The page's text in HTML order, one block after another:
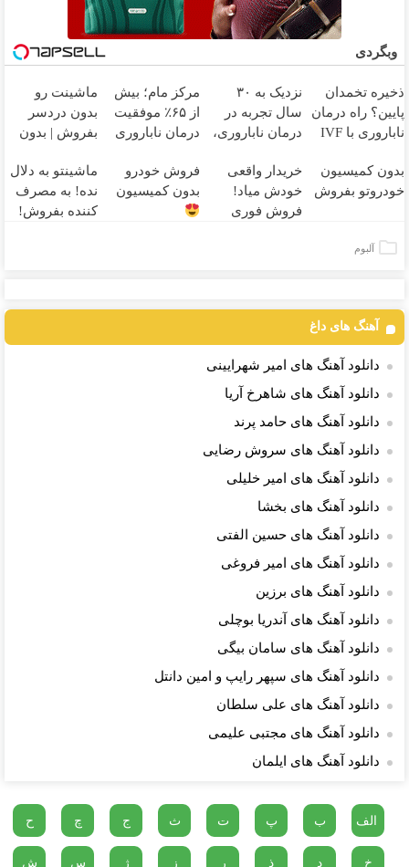
وبگردی
ذخیره تخمدان
پایین؟ راه درمان
ناباروری با IVF
نزدیک به ۳۰
سال تجربه در
درمان ناباروری،
فوق‌تخصصی
مام
مرکز مام؛ بیش
از ۶۵٪ موفقیت
درمان ناباروری
ماشینت رو
بدون دردسر
بفروش | بدون
بدون کمیسیون
خودروتو بفروش
خریدار واقعی
خودش میاد!
فروش فوری
فروش خودرو
بدون کمیسیون
ماشینتو به دلال
نده! به مصرف
کننده بفروش!
آلبوم
آهنگ های داغ
دانلود آهنگ های امیر شهرایینی
دانلود آهنگ های شاهرخ آریا
دانلود آهنگ های حامد پرند
دانلود آهنگ های سروش رضایی
دانلود آهنگ های امیر خلیلی
دانلود آهنگ های بخشا
دانلود آهنگ های حسین الفتی
دانلود آهنگ های امیر فروغی
دانلود آهنگ های برزین
دانلود آهنگ های آندریا بوچلی
دانلود آهنگ های سامان بیگی
دانلود آهنگ های سپهر رایپ و امین دانتل
دانلود آهنگ های علی سلطان
دانلود آهنگ های مجتبی علیمی
دانلود آهنگ های ایلمان
الف ب پ ت ث ج چ ح
خ د ذ ر ز ژ س ش